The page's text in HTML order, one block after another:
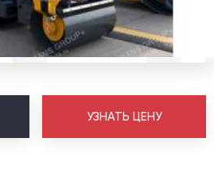
УЗНАТЬ ЦЕНУ